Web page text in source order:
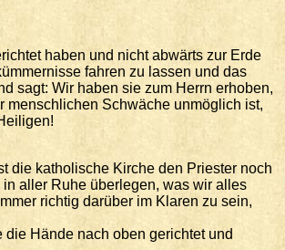
haben und nicht abwärts zur Erde
fahren zu lassen und das
sagt: Wir haben sie zum Herrn erhoben,
menschlichen Schwäche unmöglich ist,
die katholische Kirche den Priester noch
in aller Ruhe überlegen, was wir alles
richtig darüber im Klaren zu sein,
Hände nach oben gerichtet und